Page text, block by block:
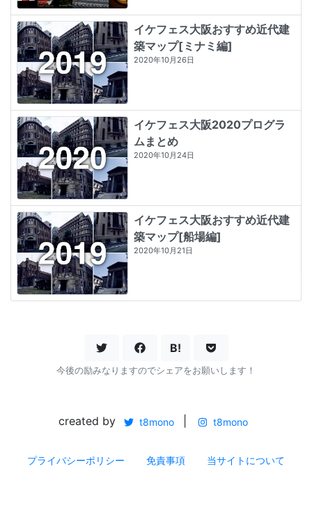
イケフェス大阪おすすめ近代建
築マップ[ミナミ編]
2020年10月26日
イケフェス大阪2020プログラ
ムまとめ
2020年10月24日
イケフェス大阪おすすめ近代建
築マップ[船場編]
2020年10月21日
B!
今後の励みなりますのでシェアをお願いします！
created by t8mono t8mono
プライバシーポリシー 免責事項 当サイトについて